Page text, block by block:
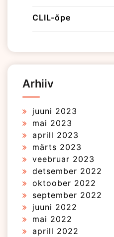
CLIL-õpe
Arhiiv
juuni 2023
mai 2023
aprill 2023
märts 2023
veebruar 2023
detsember 2022
oktoober 2022
september 2022
juuni 2022
mai 2022
aprill 2022